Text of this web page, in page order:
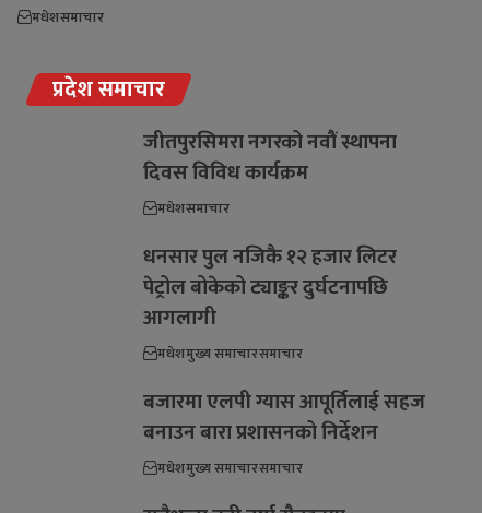
मधेशसमाचार
प्रदेश समाचार
जीतपुरसिमरा नगरको नवौं स्थापना
दिवस विविध कार्यक्रम
मधेशसमाचार
धनसार पुल नजिकै १२ हजार लिटर
पेट्रोल बोकेको ट्याङ्कर दुर्घटनापछि
आगलागी
मधेशमुख्य समाचारसमाचार
बजारमा एलपी ग्यास आपूर्तिलाई सहज
बनाउन बारा प्रशासनको निर्देशन
मधेशमुख्य समाचारसमाचार